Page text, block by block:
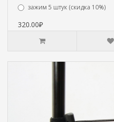
зажим 5 штук (скидка 10%)
320.00₽